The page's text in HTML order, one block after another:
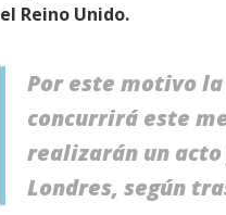
el Reino Unido.
Por este motivo
concurrirá este
realizarán un
Londres, según